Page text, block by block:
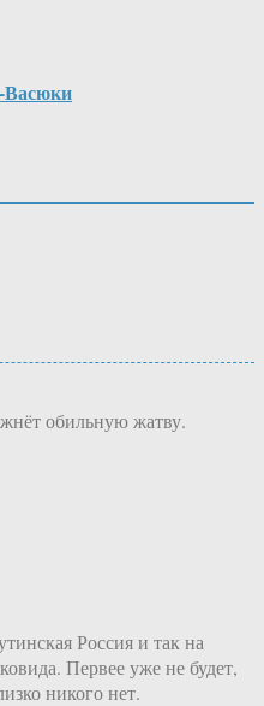
Васюки
обильную жатву.
Россия и так на
Первее уже не будет,
никого нет.